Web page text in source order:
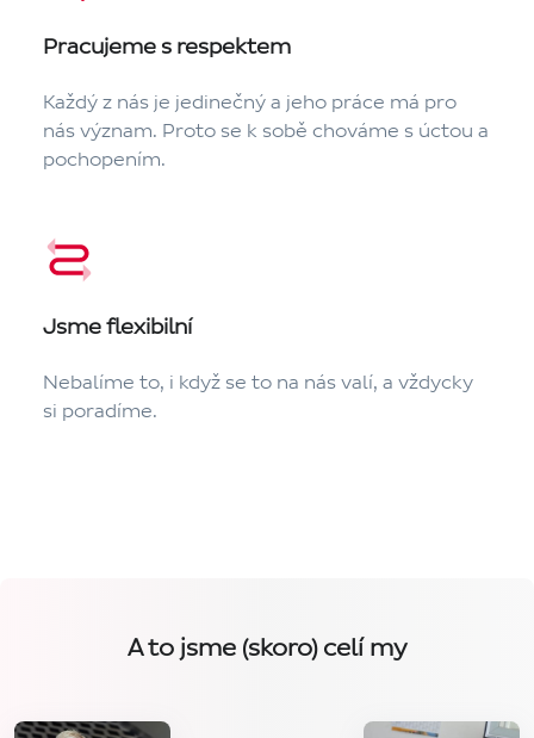
Pracujeme s respektem
Každý z nás je jedinečný a jeho práce má pro
nás význam. Proto se k sobě chováme s úctou a
pochopením.
Jsme flexibilní
Nebalíme to, i když se to na nás valí, a vždycky
si poradíme.
A to jsme (skoro) celí my